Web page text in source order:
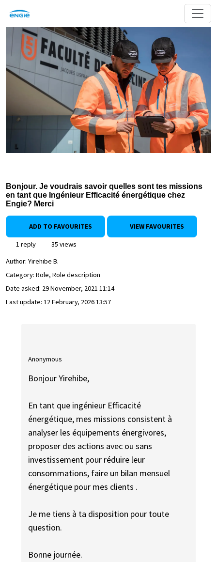
Bonjour. Je voudrais savoir quelles sont tes missions
en tant que Ingénieur Efficacité énergétique chez
Engie? Merci
ADD TO FAVOURITES VIEW FAVOURITES
1 reply
35 views
Author: Yirehibe B.
Category: Role, Role description
Date asked: 29 November, 2021 11:14
Last update: 12 February, 2026 13:57
Anonymous
Bonjour Yirehibe,
En tant que ingénieur Efficacité
énergétique, mes missions consistent à
analyser les équipements énergivores,
proposer des actions avec ou sans
investissement pour réduire leur
consommations, faire un bilan mensuel
énergétique pour mes clients .
Je me tiens à ta disposition pour toute
question.
Bonne journée.